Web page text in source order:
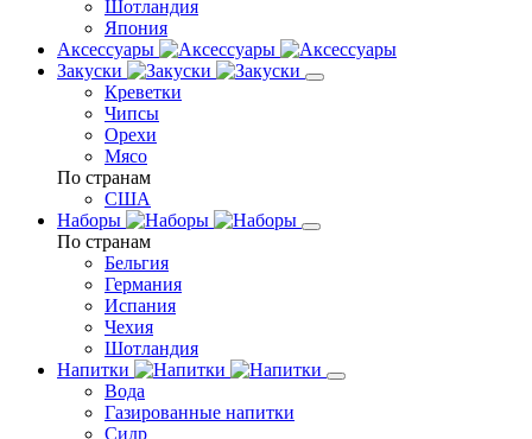
Шотландия
Япония
Аксессуары
Закуски
Креветки
Чипсы
Орехи
Мясо
По странам
США
Наборы
По странам
Бельгия
Германия
Испания
Чехия
Шотландия
Напитки
Вода
Газированные напитки
Сидр